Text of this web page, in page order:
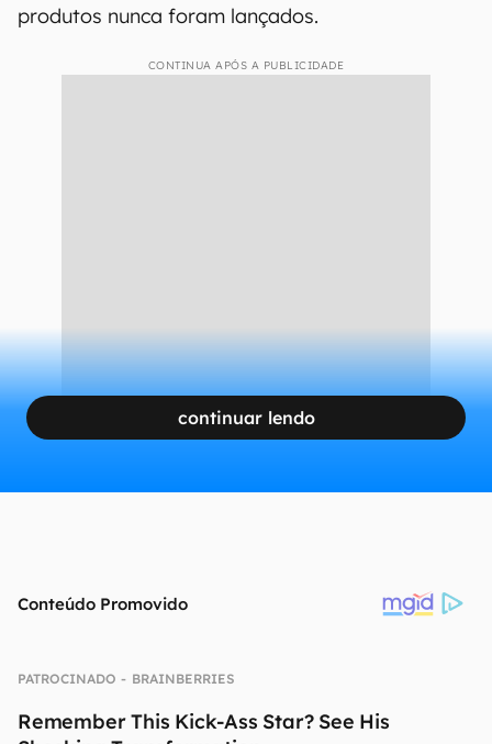
produtos nunca foram lançados.
CONTINUA APÓS A PUBLICIDADE
continuar lendo